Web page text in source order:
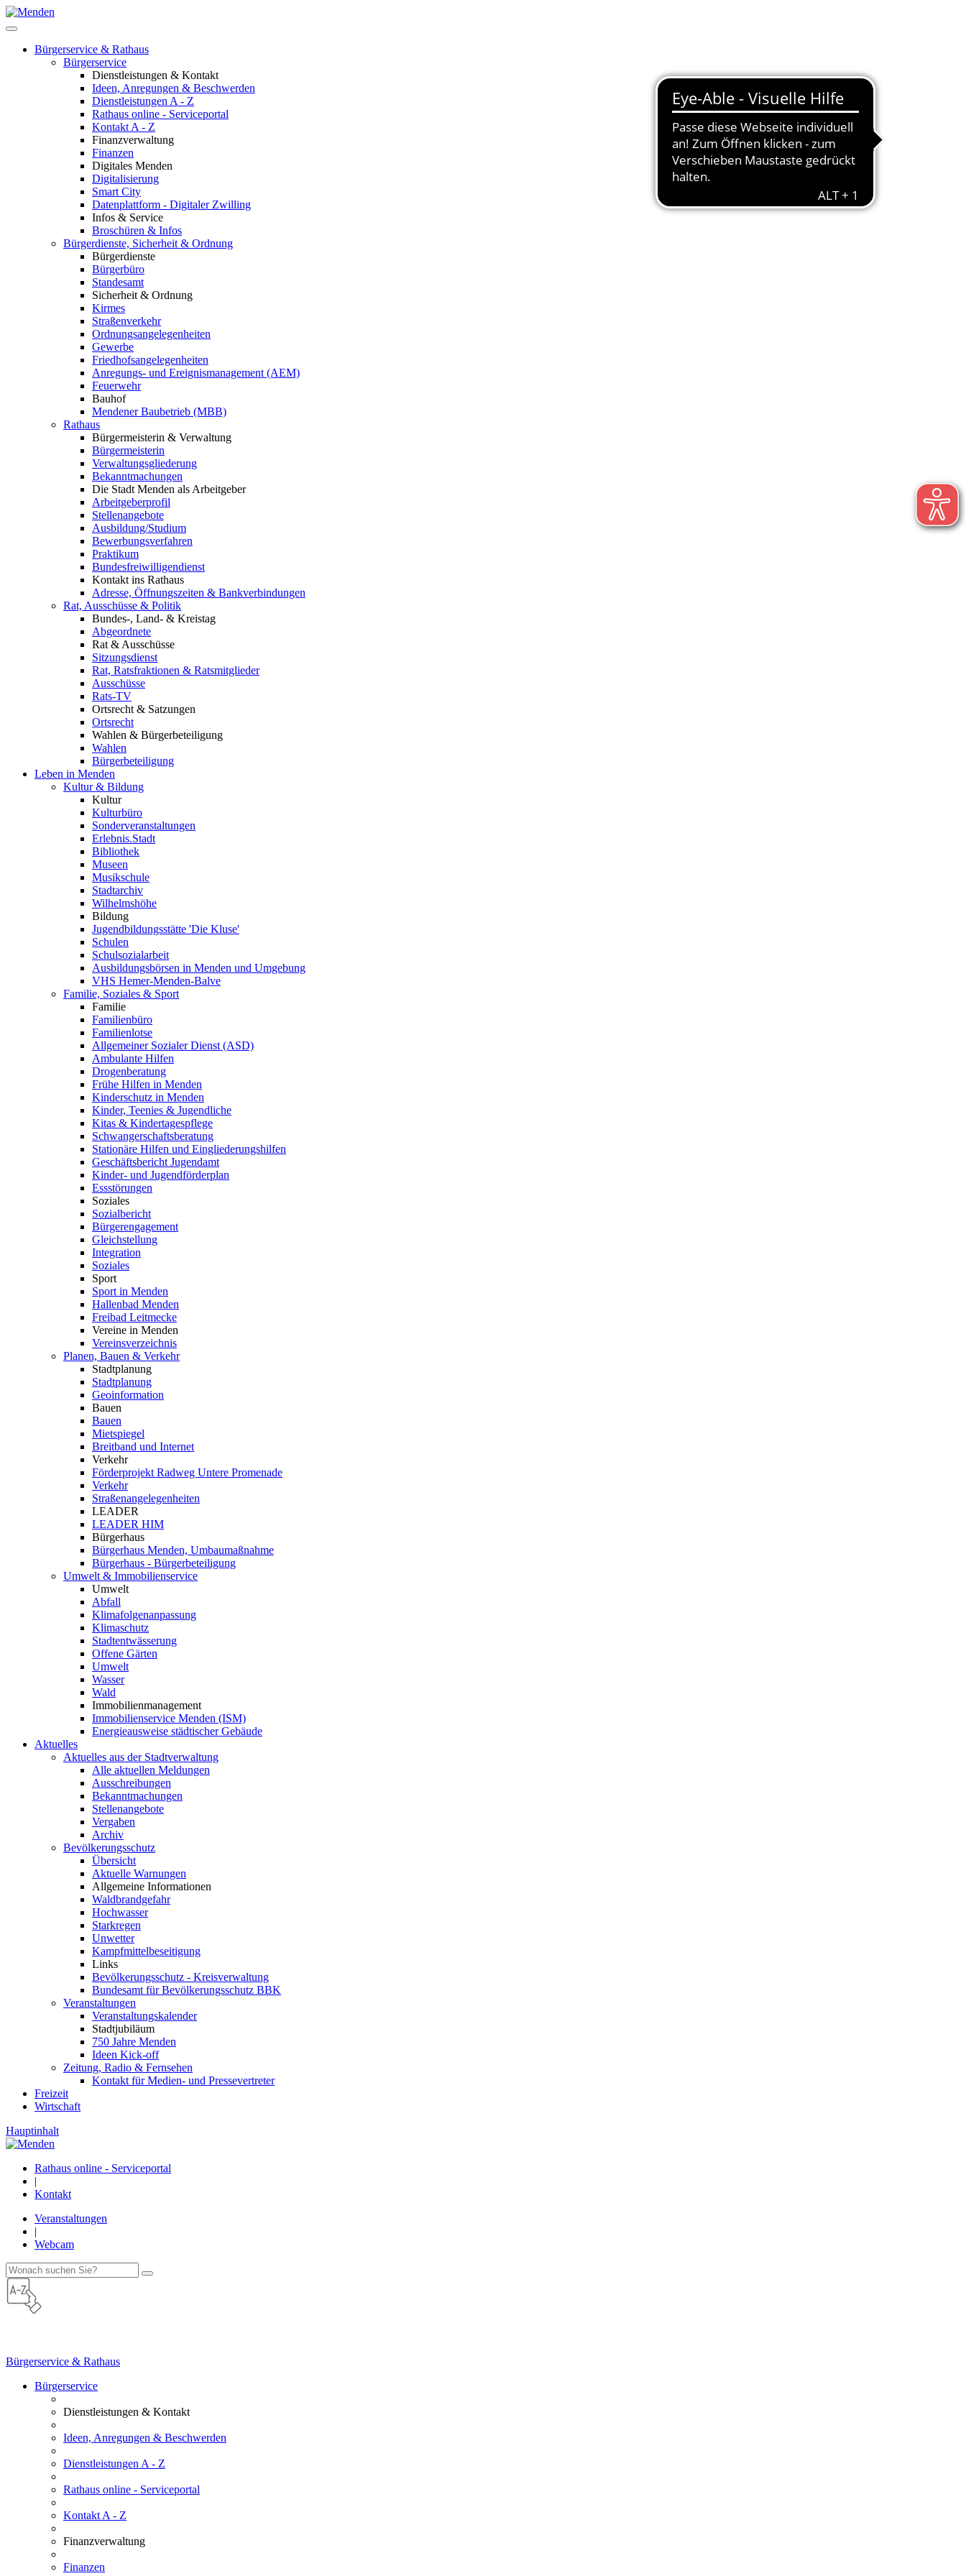
Bürgerservice & Rathaus
Bürgerservice
Dienstleistungen & Kontakt
Ideen, Anregungen & Beschwerden
Dienstleistungen A - Z
Rathaus online - Serviceportal
Kontakt A - Z
Finanzverwaltung
Finanzen
Digitales Menden
Digitalisierung
Smart City
Datenplattform - Digitaler Zwilling
Infos & Service
Broschüren & Infos
Bürgerdienste, Sicherheit & Ordnung
Bürgerdienste
Bürgerbüro
Standesamt
Sicherheit & Ordnung
Kirmes
Straßenverkehr
Ordnungsangelegenheiten
Gewerbe
Friedhofsangelegenheiten
Anregungs- und Ereignismanagement (AEM)
Feuerwehr
Bauhof
Mendener Baubetrieb (MBB)
Rathaus
Bürgermeisterin & Verwaltung
Bürgermeisterin
Verwaltungsgliederung
Bekanntmachungen
Die Stadt Menden als Arbeitgeber
Arbeitgeberprofil
Stellenangebote
Ausbildung/Studium
Bewerbungsverfahren
Praktikum
Bundesfreiwilligendienst
Kontakt ins Rathaus
Adresse, Öffnungszeiten & Bankverbindungen
Rat, Ausschüsse & Politik
Bundes-, Land- & Kreistag
Abgeordnete
Rat & Ausschüsse
Sitzungsdienst
Rat, Ratsfraktionen & Ratsmitglieder
Ausschüsse
Rats-TV
Ortsrecht & Satzungen
Ortsrecht
Wahlen & Bürgerbeteiligung
Wahlen
Bürgerbeteiligung
Leben in Menden
Kultur & Bildung
Kultur
Kulturbüro
Sonderveranstaltungen
Erlebnis.Stadt
Bibliothek
Museen
Musikschule
Stadtarchiv
Wilhelmshöhe
Bildung
Jugendbildungsstätte 'Die Kluse'
Schulen
Schulsozialarbeit
Ausbildungsbörsen in Menden und Umgebung
VHS Hemer-Menden-Balve
Familie, Soziales & Sport
Familie
Familienbüro
Familienlotse
Allgemeiner Sozialer Dienst (ASD)
Ambulante Hilfen
Drogenberatung
Frühe Hilfen in Menden
Kinderschutz in Menden
Kinder, Teenies & Jugendliche
Kitas & Kindertagespflege
Schwangerschaftsberatung
Stationäre Hilfen und Eingliederungshilfen
Geschäftsbericht Jugendamt
Kinder- und Jugendförderplan
Essstörungen
Soziales
Sozialbericht
Bürgerengagement
Gleichstellung
Integration
Soziales
Sport
Sport in Menden
Hallenbad Menden
Freibad Leitmecke
Vereine in Menden
Vereinsverzeichnis
Planen, Bauen & Verkehr
Stadtplanung
Stadtplanung
Geoinformation
Bauen
Bauen
Mietspiegel
Breitband und Internet
Verkehr
Förderprojekt Radweg Untere Promenade
Verkehr
Straßenangelegenheiten
LEADER
LEADER HIM
Bürgerhaus
Bürgerhaus Menden, Umbaumaßnahme
Bürgerhaus - Bürgerbeteiligung
Umwelt & Immobilienservice
Umwelt
Abfall
Klimafolgenanpassung
Klimaschutz
Stadtentwässerung
Offene Gärten
Umwelt
Wasser
Wald
Immobilienmanagement
Immobilienservice Menden (ISM)
Energieausweise städtischer Gebäude
Aktuelles
Aktuelles aus der Stadtverwaltung
Alle aktuellen Meldungen
Ausschreibungen
Bekanntmachungen
Stellenangebote
Vergaben
Archiv
Bevölkerungsschutz
Übersicht
Aktuelle Warnungen
Allgemeine Informationen
Waldbrandgefahr
Hochwasser
Starkregen
Unwetter
Kampfmittelbeseitigung
Links
Bevölkerungsschutz - Kreisverwaltung
Bundesamt für Bevölkerungsschutz BBK
Veranstaltungen
Veranstaltungskalender
Stadtjubiläum
750 Jahre Menden
Ideen Kick-off
Zeitung, Radio & Fernsehen
Kontakt für Medien- und Pressevertreter
Freizeit
Wirtschaft
Hauptinhalt
Rathaus online - Serviceportal
|
Kontakt
Veranstaltungen
|
Webcam
Bürgerservice & Rathaus
Bürgerservice
Dienstleistungen & Kontakt
Ideen, Anregungen & Beschwerden
Dienstleistungen A - Z
Rathaus online - Serviceportal
Kontakt A - Z
Finanzverwaltung
Finanzen